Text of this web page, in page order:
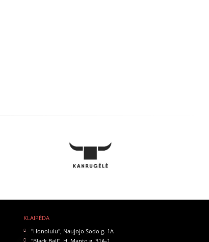
KLAIPĖDA
"Honolulu", Naujojo Sodo g. 1A